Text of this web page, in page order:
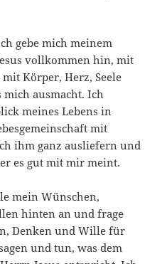
gebe mich meinem
vollkommen hin, mit
Körper, Herz, Seele
ausmacht. Ich
meines Lebens in
mit
ihm ganz ausliefern und
es gut mit mir meint.
mein Wünschen,
hinten an und frage
Denken und Wille für
und tun, was dem